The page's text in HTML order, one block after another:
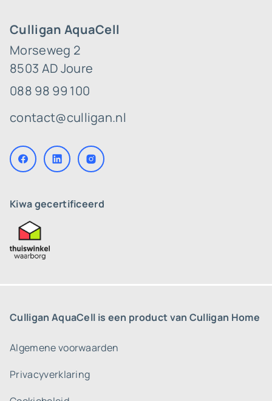
Culligan AquaCell
Morseweg 2
8503 AD Joure
088 98 99 100
contact@culligan.nl
Kiwa gecertificeerd
Culligan AquaCell is een product van Culligan Home
Algemene voorwaarden
Privacyverklaring